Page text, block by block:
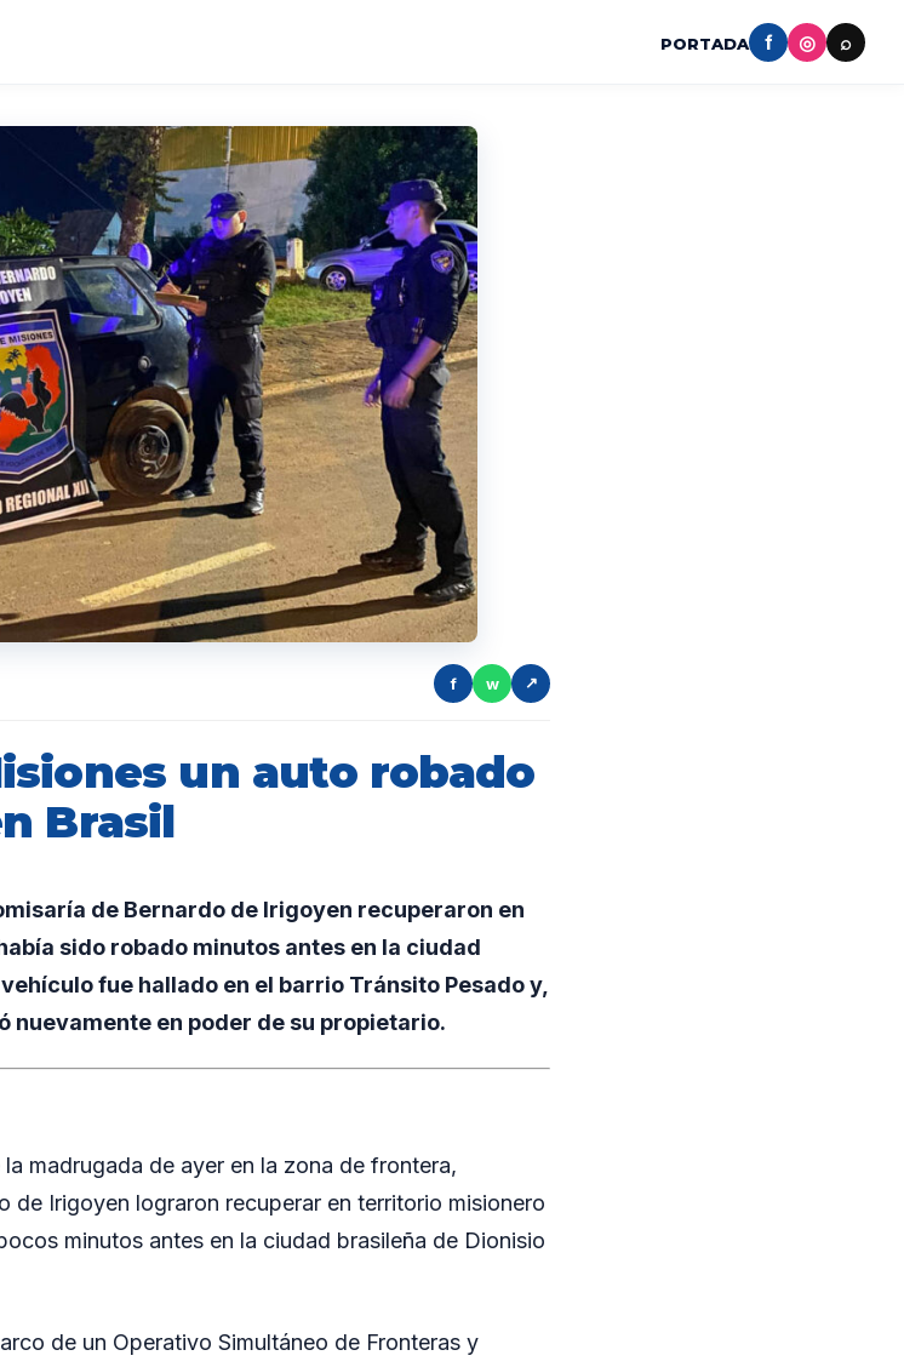
PORTADA f ◎ ⌕
f w ↗
un auto robado
Brasil
de Bernardo de Irigoyen recuperaron en
sido robado minutos antes en la ciudad
fue hallado en el barrio Tránsito Pesado y,
nuevamente en poder de su propietario.
madrugada de ayer en la zona de frontera,
de Irigoyen lograron recuperar en territorio misionero
minutos antes en la ciudad brasileña de Dionisio
de un Operativo Simultáneo de Fronteras y